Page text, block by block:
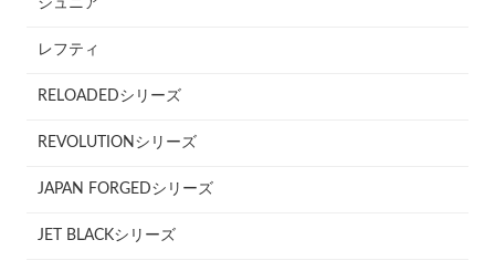
レフティ
RELOADEDシリーズ
REVOLUTIONシリーズ
JAPAN FORGEDシリーズ
JET BLACKシリーズ